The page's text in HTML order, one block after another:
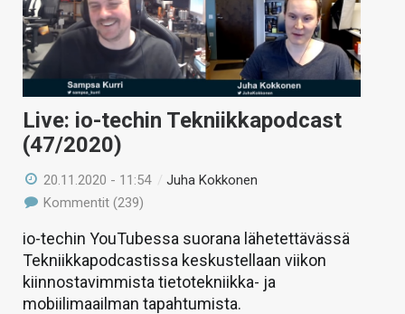
Live: io-techin Tekniikkapodcast
(47/2020)
20.11.2020 - 11:54 /Juha Kokkonen
Kommentit (239)
io-techin YouTubessa suorana lähetettävässä
Tekniikkapodcastissa keskustellaan viikon
kiinnostavimmista tietotekniikka- ja
mobiilimaailman tapahtumista.